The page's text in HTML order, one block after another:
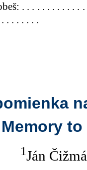
. . . . . . . . . . . .
. . . . . . .
Memory
1Ján